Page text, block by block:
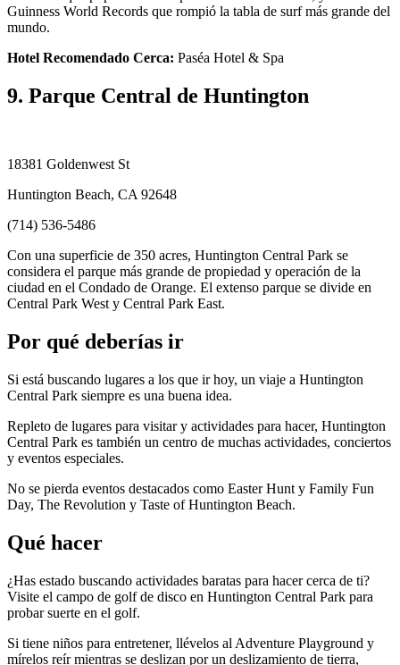
Guinness World Records que rompió la tabla de surf más grande del
mundo.
Hotel Recomendado Cerca: Paséa Hotel & Spa
9. Parque Central de Huntington
18381 Goldenwest St
Huntington Beach, CA 92648
(714) 536-5486
Con una superficie de 350 acres, Huntington Central Park se
considera el parque más grande de propiedad y operación de la
ciudad en el Condado de Orange. El extenso parque se divide en
Central Park West y Central Park East.
Por qué deberías ir
Si está buscando lugares a los que ir hoy, un viaje a Huntington
Central Park siempre es una buena idea.
Repleto de lugares para visitar y actividades para hacer, Huntington
Central Park es también un centro de muchas actividades, conciertos
y eventos especiales.
No se pierda eventos destacados como Easter Hunt y Family Fun
Day, The Revolution y Taste of Huntington Beach.
Qué hacer
¿Has estado buscando actividades baratas para hacer cerca de ti?
Visite el campo de golf de disco en Huntington Central Park para
probar suerte en el golf.
Si tiene niños para entretener, llévelos al Adventure Playground y
mírelos reír mientras se deslizan por un deslizamiento de tierra,